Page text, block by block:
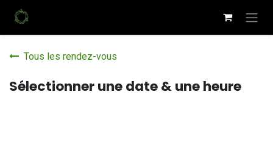
Se rendre au contenu
Tous les rendez-vous
Sélectionner une date & une heure